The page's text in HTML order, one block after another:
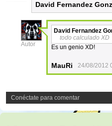
David Fernandez
4
Autor
David Fernandez
todo calculado XD
Es un genio XD!
MauRi 24/08/2012
Conéctate para comentar